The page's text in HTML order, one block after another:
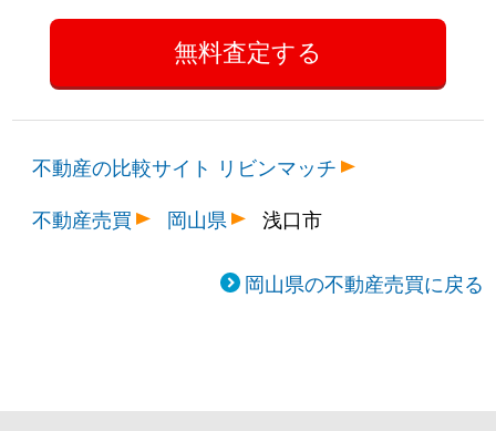
不動産の比較サイト リビンマッチ
不動産売買
岡山県 浅口市
岡山県の不動産売買に戻る